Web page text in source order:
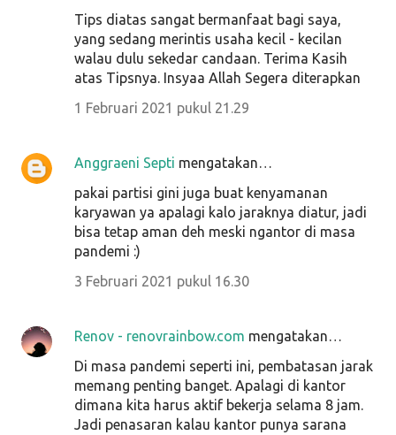
Tips diatas sangat bermanfaat bagi saya,
yang sedang merintis usaha kecil - kecilan
walau dulu sekedar candaan. Terima Kasih
atas Tipsnya. Insyaa Allah Segera diterapkan
1 Februari 2021 pukul 21.29
Anggraeni Septi mengatakan…
pakai partisi gini juga buat kenyamanan
karyawan ya apalagi kalo jaraknya diatur, jadi
bisa tetap aman deh meski ngantor di masa
pandemi :)
3 Februari 2021 pukul 16.30
Renov - renovrainbow.com mengatakan…
Di masa pandemi seperti ini, pembatasan jarak
memang penting banget. Apalagi di kantor
dimana kita harus aktif bekerja selama 8 jam.
Jadi penasaran kalau kantor punya sarana